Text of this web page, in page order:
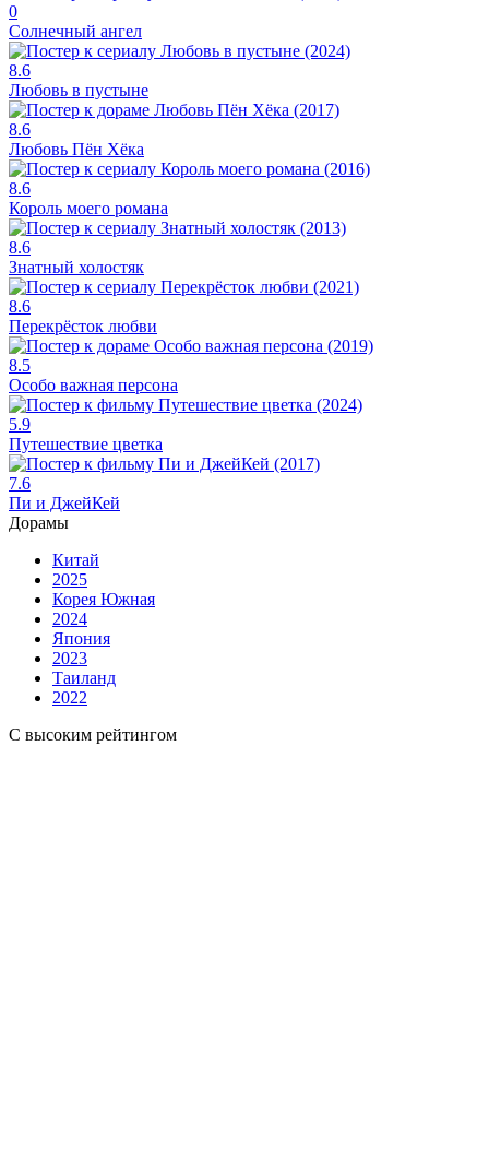
0
Солнечный ангел
8.6
Любовь в пустыне
8.6
Любовь Пён Хёка
8.6
Король моего романа
8.6
Знатный холостяк
8.6
Перекрёсток любви
8.5
Особо важная персона
5.9
Путешествие цветка
7.6
Пи и ДжейКей
Дорамы
Китай
2025
Корея Южная
2024
Япония
2023
Таиланд
2022
С высоким рейтингом